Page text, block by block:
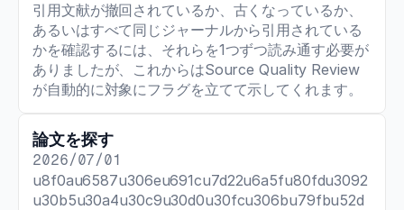
引用文献が撤回されているか、古くなっているか、
あるいはすべて同じジャーナルから引用されている
かを確認するには、それらを1つずつ読み通す必要が
ありましたが、これからはSource Quality Review
が自動的に対象にフラグを立てて示してくれます。
論文を探す
2026/07/01
u8f0au6587u306eu691cu7d22u6a5fu80fdu3092
u30b5u30a4u30c9u30d0u30fcu306bu79fbu52d